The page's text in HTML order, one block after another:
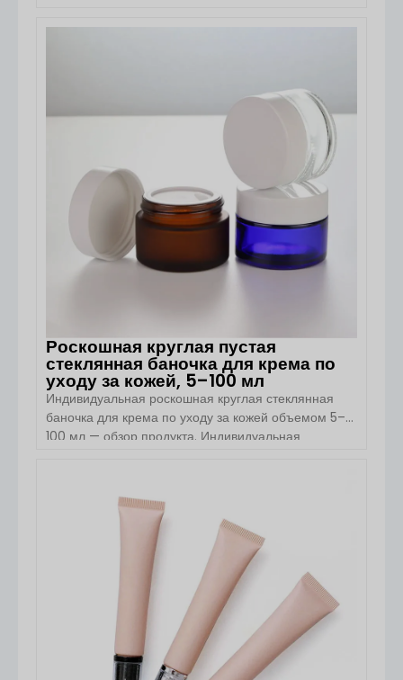
косметические трубочки из полиэтилена на заказ
и других средств макияжа или ухода за кожей.
Тюбик отличается компактным диаметром 19 мм и
контролируемой толщиной стенок примерно 0,39–
Роскошная круглая пустая
стеклянная баночка для крема по
уходу за кожей, 5–100 мл
Индивидуальная роскошная круглая стеклянная
баночка для крема по уходу за кожей объемом 5–
100 мл — обзор продукта. Индивидуальная
предназначена для премиальных брендов
косметики, которым требуется элегантная, прочная
и персонализируемая упаковка. Эта баночка,
изготовленная из высококачественного стекла и
доступная с алюминиевыми или пластиковыми
крышками, сочетает в себе роскошный внешний вид
с превосходными […]
ПОСМОТРЕТЬ ДЕТАЛИ